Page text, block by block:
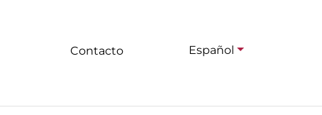
Contacto Español